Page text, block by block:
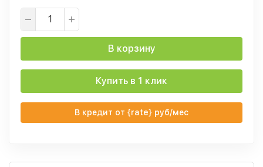
В корзину
Купить в 1 клик
В кредит от {rate} руб/мес